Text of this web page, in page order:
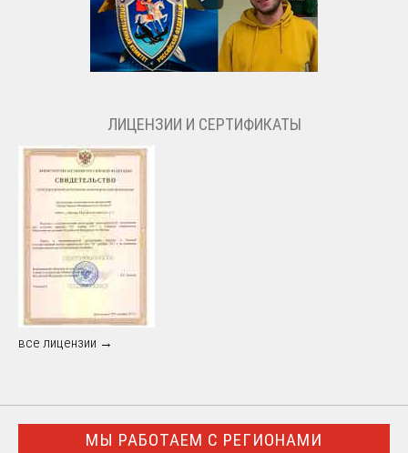
ЛИЦЕНЗИИ И СЕРТИФИКАТЫ
все лицензии →
МЫ РАБОТАЕМ С РЕГИОНАМИ